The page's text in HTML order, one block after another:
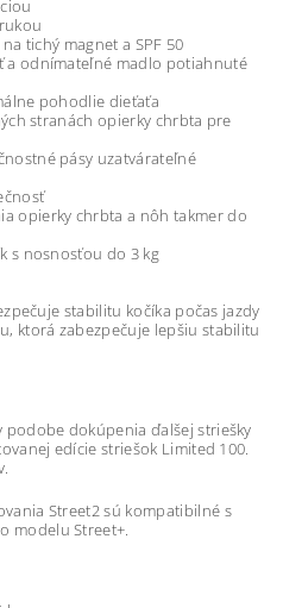
tichý magnet a SPF 50
a odnímateľné madlo potiahnuté
pohodlie dieťaťa
stranách opierky chrbta pre
pásy uzatvárateľné
opierky chrbta a nôh takmer do
s nosnosťou do 3 kg
stabilitu kočíka počas jazdy
ktorá zabezpečuje lepšiu stabilitu
dokúpenia ďalšej striešky
edície striešok Limited 100.
Street2 sú kompatibilné s
modelu Street+.